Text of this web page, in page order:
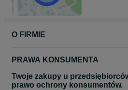
O FIRMIE
PRAWA KONSUMENTA
Twoje zakupy u
prawo ochrony konsumentów.